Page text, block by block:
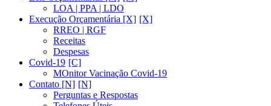
LOA | PPA | LDO
Execução Orçamentária [X]
RREO | RGF
Receitas
Despesas
Covid-19
MOnitor Vacinação Covid-19
Contato [N]
Perguntas e Respostas